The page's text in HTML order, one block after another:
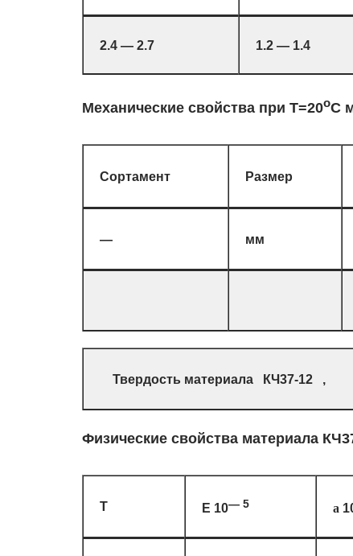
2.4 — 2.7 1.2 — 1.4
Механические свойства при Т=20oС
Сортамент Размер
— мм
Твердость материала КЧ37-12 ,
Физические свойства материала
T E 10— 5 a